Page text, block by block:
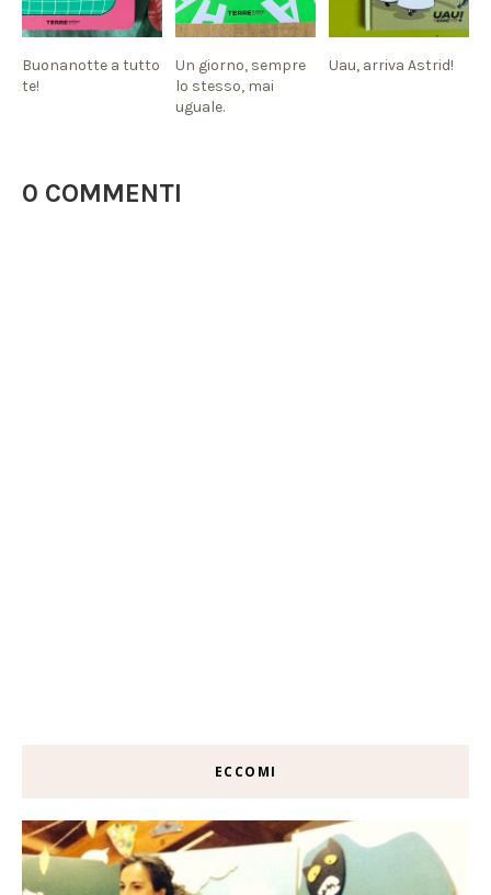
Buonanotte a tutto
te!
Un giorno, sempre
lo stesso, mai
uguale.
Uau, arriva Astrid!
0 COMMENTI
ECCOMI